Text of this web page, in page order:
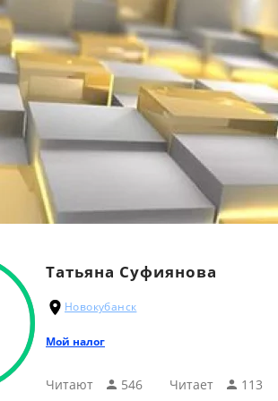
Татьяна Суфиянова
Новокубанск
Мой налог
Читают 546 Читаeт 113